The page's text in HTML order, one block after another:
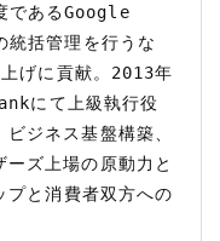
あるGoogle
管理を行うな
げに貢献。2013年
にて上級執行役
ジネス基盤構築、
ズ上場の原動力と
と消費者双方への